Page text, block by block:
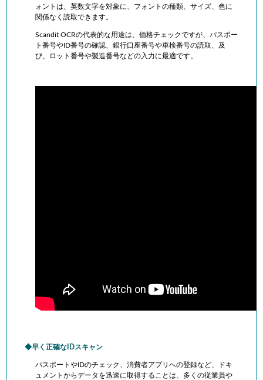
ォントは、英数文字を対象に、フォントの種類、サイズ、色に
関係なく読取できます。
Scandit OCRの代表的な用途は、価格チェックですが、パスポー
ト番号やID番号の確認、銀行口座番号や車検番号の読取、及
び、ロット番号や製造番号などの入力に最適です。
早く正確なIDスキャン
パスポートやIDのチェック、消費者アプリへの登録など、
ドキ
ュメントからデータを迅速に取得することは、多くの従業員や